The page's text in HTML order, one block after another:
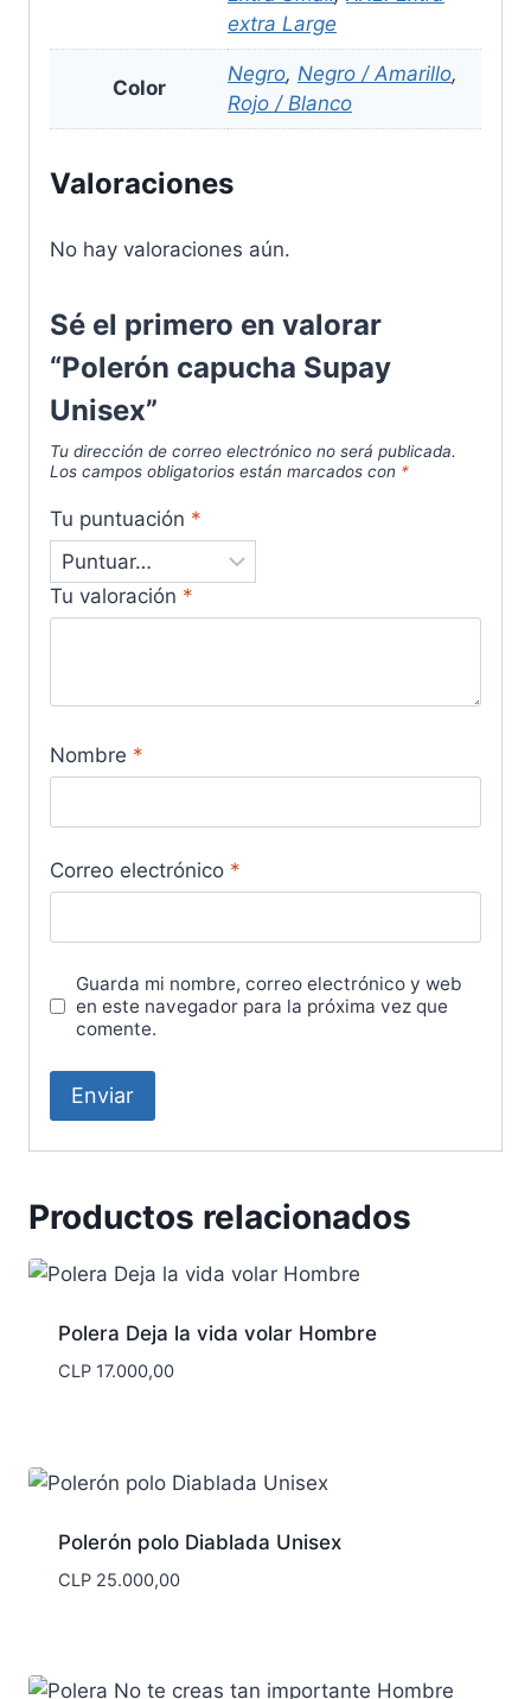
extra Large
Color
Negro, Negro / Amarillo,
Rojo / Blanco
Valoraciones
No hay valoraciones aún.
Sé el primero en valorar
“Polerón capucha Supay
Unisex”
Tu dirección de correo electrónico no será publicada.
Los campos obligatorios están marcados con *
Tu puntuación *
Tu valoración *
Nombre *
Correo electrónico *
Guarda mi nombre, correo electrónico y web
en este navegador para la próxima vez que
comente.
Productos relacionados
Polera Deja la vida volar Hombre
CLP17.000,00
Polerón polo Diablada Unisex
CLP25.000,00